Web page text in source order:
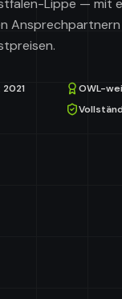
Lippe — mit
OWL-